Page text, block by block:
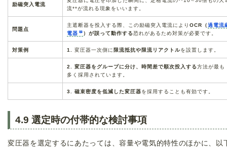
励磁突入電流
流**が流れる現象をいいます。
問題点
主遮断器を投入する際、この励磁突入電流により OCR（過電流
電器
）が誤って動作する恐れがあるため対策が必要です。
対策例 1. 変圧器一次側に 限流抵抗や限流リアクトルを設置します。
2. 変圧器をグループに分け、時間差で順次投入する方法が最も
多く採用されています。
3. 磁束密度を低減した変圧器を採用することも有効です。
4.9 選定時の付帯的な検討事項
変圧器を選定するにあたっては、容量や電気的特性のほかに、以